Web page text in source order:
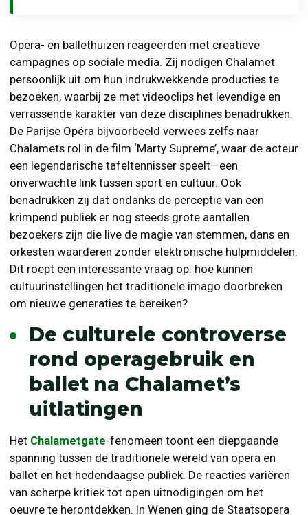
Opera- en ballethuizen reageerden met creatieve
campagnes op sociale media. Zij nodigen Chalamet
persoonlijk uit om hun indrukwekkende producties te
bezoeken, waarbij ze met videoclips het levendige en
verrassende karakter van deze disciplines benadrukken.
De Parijse Opéra bijvoorbeeld verwees zelfs naar
Chalamets rol in de film ‘Marty Supreme’, waar de acteur
een legendarische tafeltennisser speelt—een
onverwachte link tussen sport en cultuur. Ook
benadrukken zij dat ondanks de perceptie van een
krimpend publiek er nog steeds grote aantallen
bezoekers zijn die live de magie van stemmen, dans en
orkesten waarderen zonder elektronische hulpmiddelen.
Dit roept een interessante vraag op: hoe kunnen
cultuurinstellingen het traditionele imago doorbreken
om nieuwe generaties te bereiken?
De culturele controverse
rond operagebruik en
ballet na Chalamet’s
uitlatingen
Het Chalametgate-fenomeen toont een diepgaande
spanning tussen de traditionele wereld van opera en
ballet en het hedendaagse publiek. De reacties variëren
van scherpe kritiek tot open uitnodigingen om het
oeuvre te herontdekken. In Wenen ging de Staatsopera